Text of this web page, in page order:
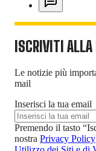
ISCRIVITI
Le notizie più
mail
Inserisci la tua email
Premendo il tasto
nostra Privacy Policy